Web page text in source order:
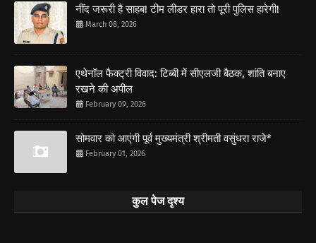
नींद जरूरी है साहब! टीम लीडर हारा तो पूरी पुलिस हारेगी!
March 08, 2026
एथेनॉल फैक्ट्री विवाद: टिब्बी में सीएलजी बैठक, शांति बनाए
रखने की अपील
February 09, 2026
सोमवार को आएंगी पूर्व मुख्यमंत्री श्रीमती वसुंधरा राजे*
February 01, 2026
कुल पेज दृश्य